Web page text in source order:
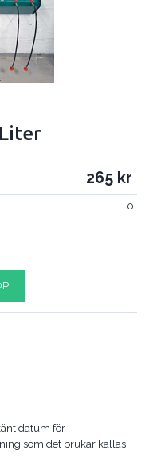
265
0
datum för
som det brukar kallas